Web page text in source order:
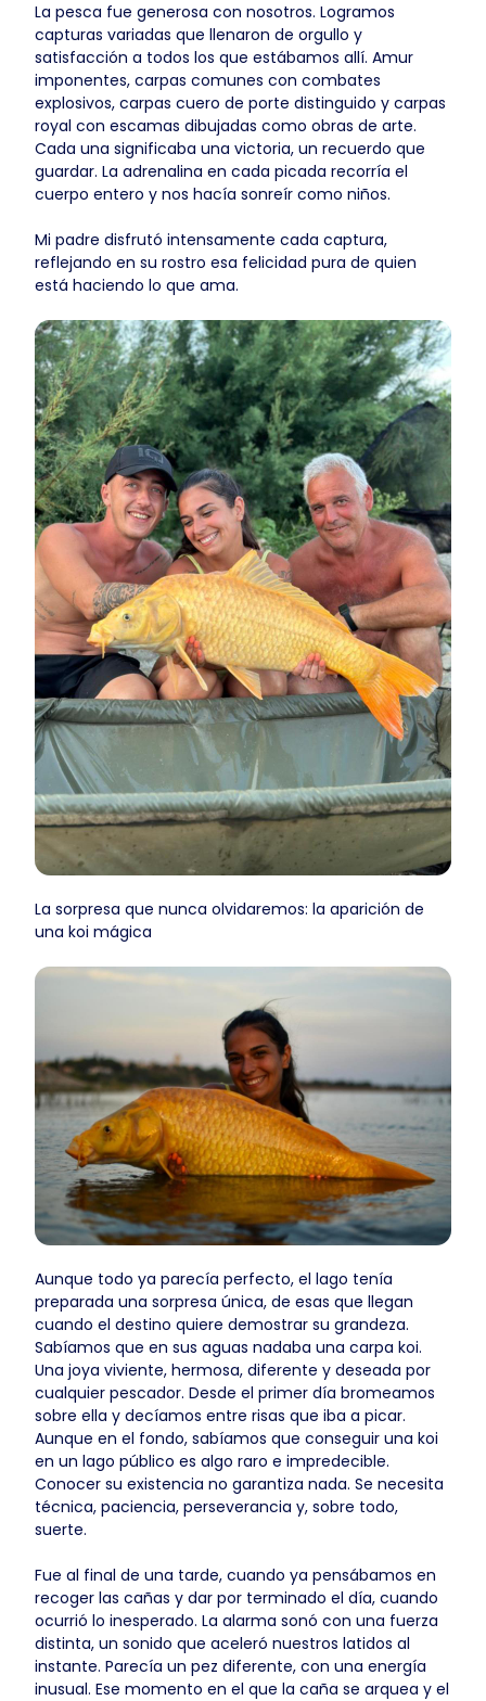
La pesca fue generosa con nosotros. Logramos
capturas variadas que llenaron de orgullo y
satisfacción a todos los que estábamos allí. Amur
imponentes, carpas comunes con combates
explosivos, carpas cuero de porte distinguido y carpas
royal con escamas dibujadas como obras de arte.
Cada una significaba una victoria, un recuerdo que
guardar. La adrenalina en cada picada recorría el
cuerpo entero y nos hacía sonreír como niños.
Mi padre disfrutó intensamente cada captura,
reflejando en su rostro esa felicidad pura de quien
está haciendo lo que ama.
La sorpresa que nunca olvidaremos: la aparición de
una koi mágica
Aunque todo ya parecía perfecto, el lago tenía
preparada una sorpresa única, de esas que llegan
cuando el destino quiere demostrar su grandeza.
Sabíamos que en sus aguas nadaba una carpa koi.
Una joya viviente, hermosa, diferente y deseada por
cualquier pescador. Desde el primer día bromeamos
sobre ella y decíamos entre risas que iba a picar.
Aunque en el fondo, sabíamos que conseguir una koi
en un lago público es algo raro e impredecible.
Conocer su existencia no garantiza nada. Se necesita
técnica, paciencia, perseverancia y, sobre todo,
suerte.
Fue al final de una tarde, cuando ya pensábamos en
recoger las cañas y dar por terminado el día, cuando
ocurrió lo inesperado. La alarma sonó con una fuerza
distinta, un sonido que aceleró nuestros latidos al
instante. Parecía un pez diferente, con una energía
inusual. Ese momento en el que la caña se arquea y el